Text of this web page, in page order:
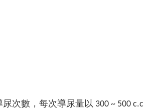
次數，每次導尿量以 300 ~ 500 c.c